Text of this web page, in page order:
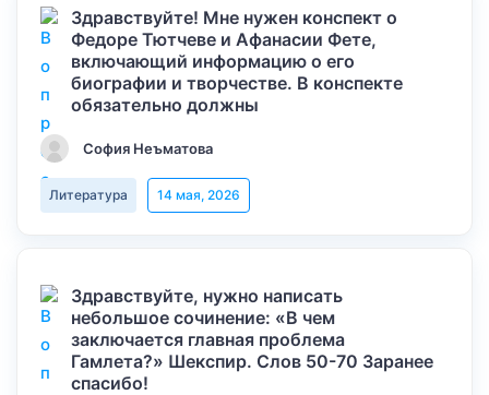
Здравствуйте! Мне нужен конспект о
Федоре Тютчеве и Афанасии Фете,
включающий информацию о его
биографии и творчестве. В конспекте
обязательно должны
София Неъматова
Литература 14 мая, 2026
Здравствуйте, нужно написать
небольшое сочинение: «В чем
заключается главная проблема
Гамлета?» Шекспир. Слов 50-70 Заранее
спасибо!